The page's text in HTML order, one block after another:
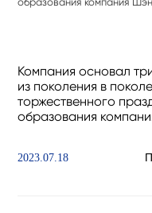
Устойчивое развитие
Награды и достижения
Контакты
услуги
Компания основал
из поколения в
торжественного
образования
2023.07.18